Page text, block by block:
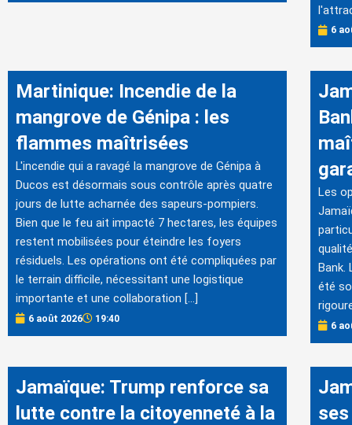
6
Martinique: Incendie de la
mangrove de Génipa : les
flammes maîtrisées
L'incendie qui a ravagé la mangrove de Génipa à
Ducos est désormais sous contrôle après quatre
jours de lutte acharnée des sapeurs-pompiers.
Bien que le feu ait impacté 7 hectares, les équipes
restent mobilisées pour éteindre les foyers
résiduels. Les opérations ont été compliquées par
le terrain difficile, nécessitant une logistique
importante et une collaboration […]
6 août 2026 19:40
Les
Bank.
été
6
Jamaïque: Trump renforce sa
lutte contre la citoyenneté à la